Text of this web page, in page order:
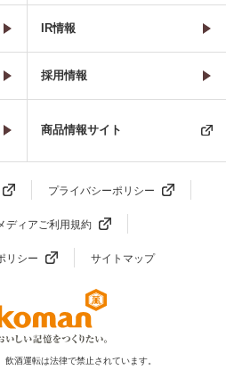
IR情報
採用情報
商品情報サイト
プライバシーポリシー
ディアご利用規約
リシー サイトマップ
酒運転は法律で禁止されています。